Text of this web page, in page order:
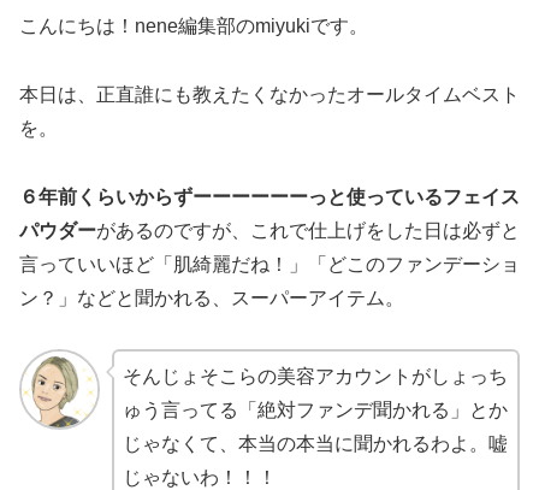
こんにちは！nene編集部のmiyukiです。
本日は、正直誰にも教えたくなかったオールタイムベスト
を。
６年前くらいからずーーーーーーっと使っているフェイス
パウダーがあるのですが、これで仕上げをした日は必ずと
言っていいほど「肌綺麗だね！」「どこのファンデーショ
ン？」などと聞かれる、スーパーアイテム。
そんじょそこらの美容アカウントがしょっち
ゅう言ってる「絶対ファンデ聞かれる」とか
じゃなくて、本当の本当に聞かれるわよ。嘘
じゃないわ！！！